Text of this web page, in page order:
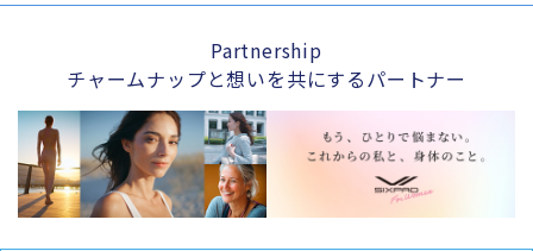
Partnership
チャームナップと想いを共にするパートナー